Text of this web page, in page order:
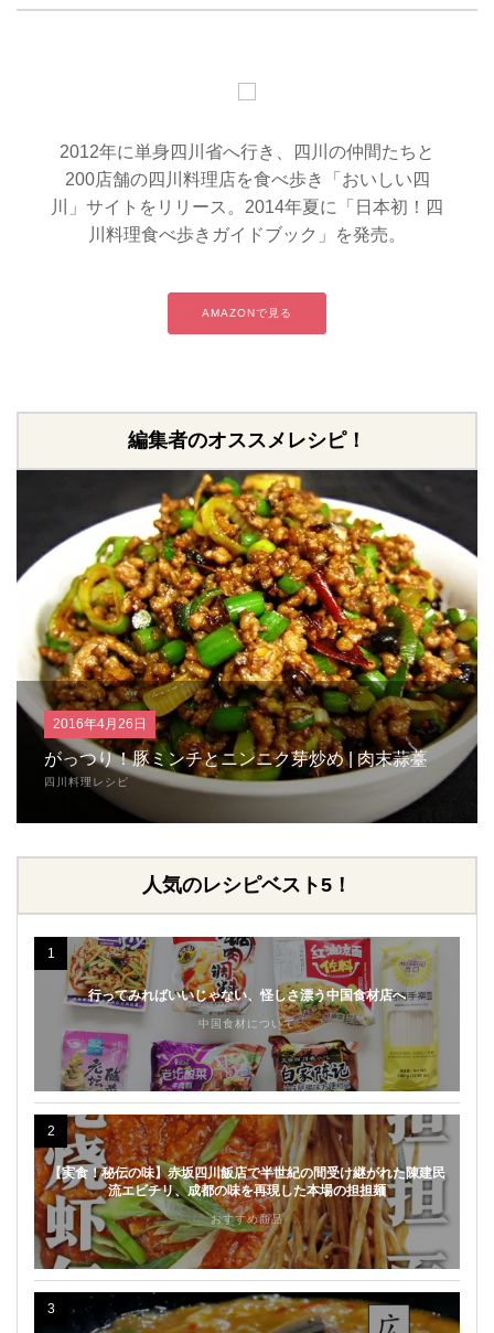
2012年に単身四川省へ行き、四川の仲間たちと
200店舗の四川料理店を食べ歩き「おいしい四
川」サイトをリリース。2014年夏に「日本初！四
川料理食べ歩きガイドブック」を発売。
AMAZONで見る
編集者のオススメレシピ！
2016年4月26日
がっつり！豚ミンチとニンニク芽炒め | 肉末蒜薹
四川料理レシピ
人気のレシピベスト5！
1
行ってみればいいじゃない、怪しさ漂う中国食材店へ
中国食材について
2
【実食！秘伝の味】赤坂四川飯店で半世紀の間受け継がれた陳建民
流エビチリ、成都の味を再現した本場の担担麺
おすすめ商品
3